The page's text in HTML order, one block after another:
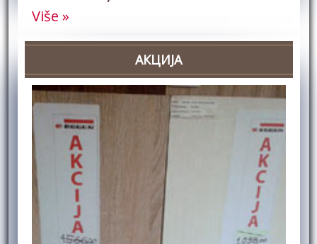
Više »
АКЦИЈА